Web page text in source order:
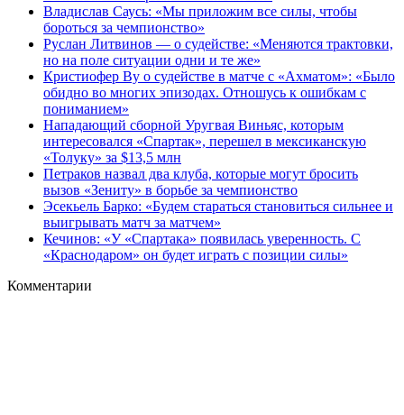
Владислав Саусь: «Мы приложим все силы, чтобы
бороться за чемпионство»
Руслан Литвинов — о судействе: «Меняются трактовки,
но на поле ситуации одни и те же»
Кристиофер Ву о судействе в матче с «Ахматом»: «Было
обидно во многих эпизодах. Отношусь к ошибкам с
пониманием»
Нападающий сборной Уругвая Виньяс, которым
интересовался «Спартак», перешел в мексиканскую
«Толуку» за $13,5 млн
Петраков назвал два клуба, которые могут бросить
вызов «Зениту» в борьбе за чемпионство
Эсекьель Барко: «Будем стараться становиться сильнее и
выигрывать матч за матчем»
Кечинов: «У «Спартака» появилась уверенность. С
«Краснодаром» он будет играть с позиции силы»
Комментарии